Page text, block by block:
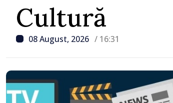
Cultură
08 August, 2026 / 16:31